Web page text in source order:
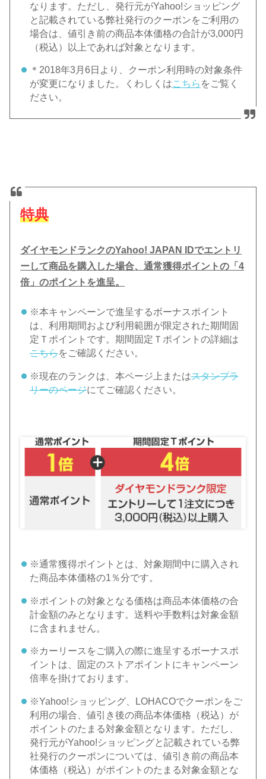
なります。ただし、発行元がYahoo!ショッピング
と記載されている弊社発行のクーポンをご利用の
場合は、値引き前の商品本体価格の合計が3,000円
（税込）以上であれば対象となります。
＊2018年3月6日より、クーポン利用時の対象条件
が変更になりました。くわしくはこちら をご覧く
ださい。
特典
ダイヤモンドランクのYahoo! JAPAN IDでエントリ
ーして商品を購入した場合、通常獲得ポイントの「4
倍」のポイントを進呈。
※本キャンペーンで進呈するボーナスポイント
は、利用期間および利用範囲が限定された期間固
定Ｔポイントです。期間固定Ｔポイントの詳細は
こちらをご確認ください。
※現在のランクは、本ページ上またはスタンプラ
リーのページにてご確認ください。
※通常獲得ポイントとは、対象期間中に購入され
た商品本体価格の1％分です。
※ポイントの対象となる価格は商品本体価格の合
計金額のみとなります。送料や手数料は対象金額
に含まれません。
※カーリースをご購入の際に進呈するボーナスポ
イントは、固定のストアポイントにキャンペーン
倍率を掛けております。
※Yahoo!ショッピング、LOHACOでクーポンをご
利用の場合、値引き後の商品本体価格（税込）が
ポイントのたまる対象金額となります。ただし、
発行元がYahoo!ショッピングと記載されている弊
社発行のクーポンについては、値引き前の商品本
体価格（税込）がポイントのたまる対象金額とな